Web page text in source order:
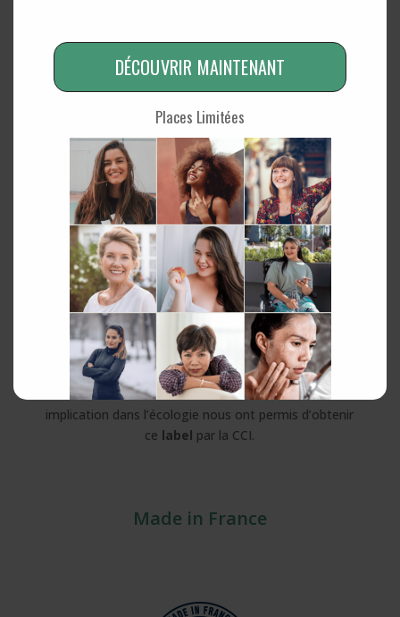
Label Diamant Qualité Accueil
Notre manière d’accueillir nos clients et notre
implication dans l’écologie nous ont permis d’obtenir
ce label par la CCI.
Made in France
DÉCOUVRIR MAINTENANT
Places Limitées